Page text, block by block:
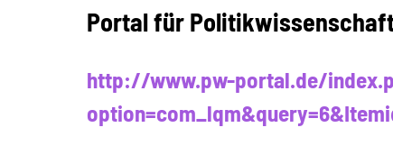
Portal für
http://www.pw-portal.de/